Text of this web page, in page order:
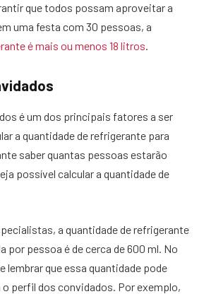
que todos possam aproveitar a
uma festa com 30 pessoas, a
é mais ou menos 18 litros.
é um dos principais fatores a ser
a quantidade de refrigerante para
saber quantas pessoas estarão
possível calcular a quantidade de
a quantidade de refrigerante
por pessoa é de cerca de 600 ml. No
que essa quantidade pode
perfil dos convidados. Por exemplo,